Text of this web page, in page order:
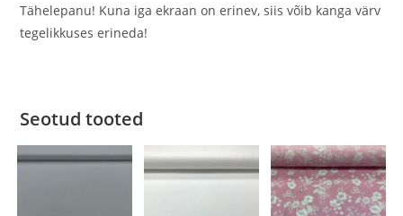
Tähelepanu! Kuna iga ekraan on erinev, siis võib kanga värv
tegelikkuses erineda!
Seotud tooted